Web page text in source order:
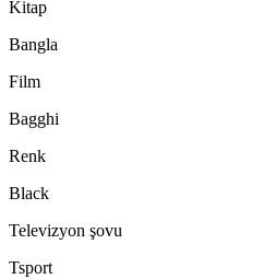
Kitap
Bangla
Film
Bagghi
Renk
Black
Televizyon şovu
Tsport